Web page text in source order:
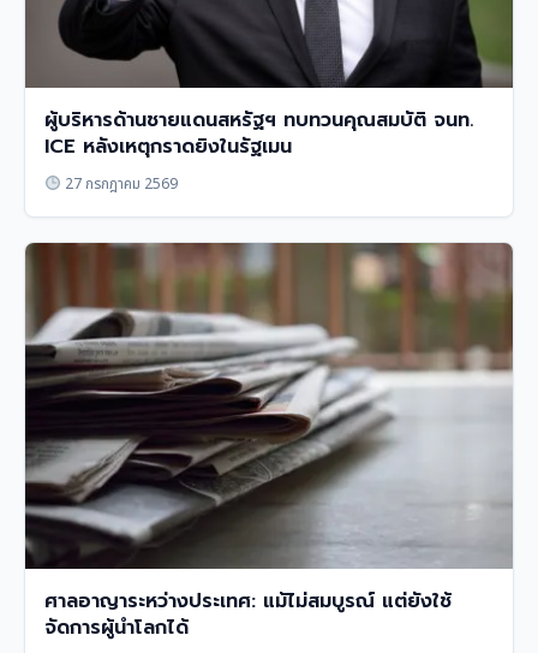
ผู้บริหารด้านชายแดนสหรัฐฯ ทบทวนคุณสมบัติ จนท.
ICE หลังเหตุกราดยิงในรัฐเมน
27 กรกฎาคม 2569
ศาลอาญาระหว่างประเทศ: แม้ไม่สมบูรณ์ แต่ยังใช้
จัดการผู้นำโลกได้